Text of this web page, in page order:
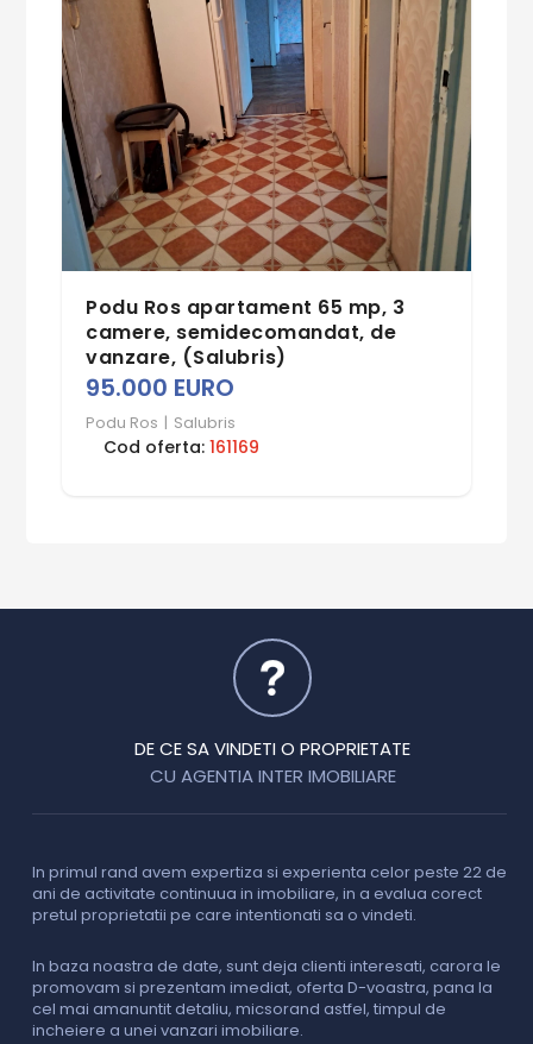
Podu Ros apartament 65 mp, 3
camere, semidecomandat, de
vanzare, (Salubris)
95.000 EURO
Podu Ros | Salubris
Cod oferta:161169
DE CE SA VINDETI O PROPRIETATE
CU AGENTIA INTER IMOBILIARE
In primul rand avem expertiza si experienta celor peste 22 de
ani de activitate continuua in imobiliare, in a evalua corect
pretul proprietatii pe care intentionati sa o vindeti.
In baza noastra de date, sunt deja clienti interesati, carora le
promovam si prezentam imediat, oferta D-voastra, pana la
cel mai amanuntit detaliu, micsorand astfel, timpul de
incheiere a unei vanzari imobiliare.